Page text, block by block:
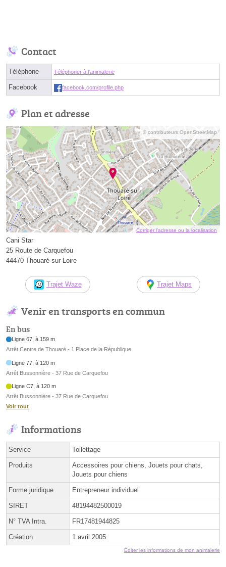
Contact
Téléphone Téléphoner à l'animalerie
Facebook facebook.com/profile.php
Plan et adresse
© contributeurs OpenStreetMap
Corriger l’adresse ou la localisation
Cani Star
25 Route de Carquefou
44470 Thouaré-sur-Loire
Trajet Waze Trajet Maps
Venir en transports en commun
En bus
Ligne 67, à 159 m
Arrêt Centre de Thouaré - 1 Place de la République
Ligne 77, à 120 m
Arrêt Bussonnière - 37 Rue de Carquefou
Ligne C7, à 120 m
Arrêt Bussonnière - 37 Rue de Carquefou
Voir tout
Informations
Service Toilettage
Produits
Accessoires pour chiens, Jouets pour chats,
Jouets pour chiens
Forme juridique Entrepreneur individuel
SIRET 48194482500019
N° TVA Intra. FR17481944825
Création 1 avril 2005
Éditer les informations de mon animalerie